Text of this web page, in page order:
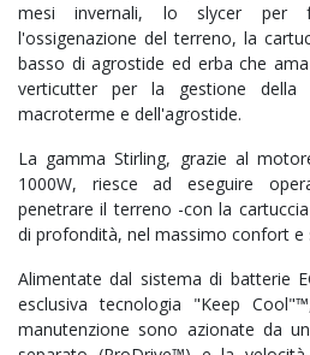
mesi invernali, lo slycer per
l'ossigenazione del terreno, la
basso di agrostide ed erba che
verticutter per la gestione della
macroterme e dell'agrostide.
La gamma Stirling, grazie al
1000W, riesce ad eseguire
penetrare il terreno -con la
di profondità, nel massimo confort e
Alimentate dal sistema di batterie
esclusiva tecnologia "Keep
manutenzione sono azionate da